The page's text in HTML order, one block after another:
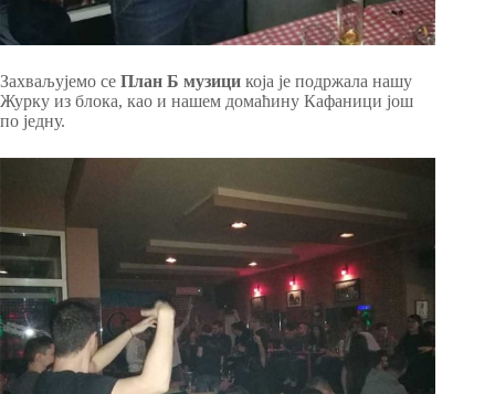
Захваљујемо се План Б музици која је подржала нашу
Журку из блока, као и нашем домаћину Кафаници још
по једну.